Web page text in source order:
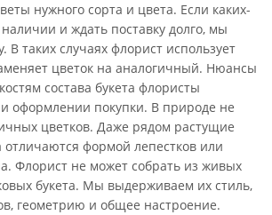
нужного сорта и цвета. Если каких-
и ждать поставку долго, мы
В таких случаях флорист использует
цветок на аналогичный. Нюансы
состава букета флористы
оформлении покупки. В природе не
цветков. Даже рядом растущие
отличаются формой лепестков или
Флорист не может собрать из живых
букета. Мы выдерживаем их стиль,
геометрию и общее настроение.